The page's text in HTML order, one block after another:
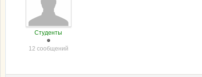
Студенты
12 сообщений